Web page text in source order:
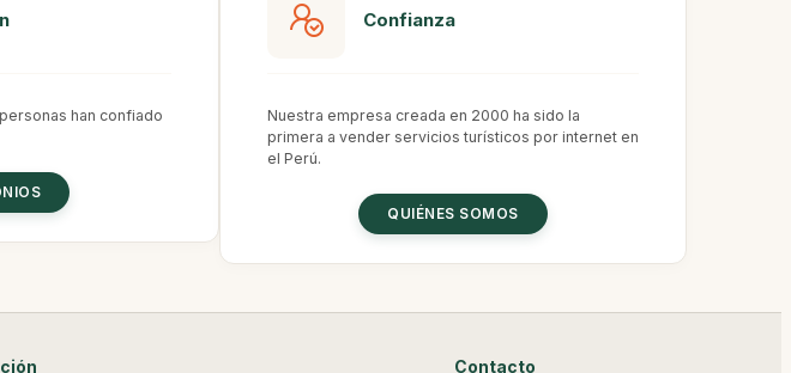
personas han confiado
Confianza
Nuestra empresa creada en 2000 ha sido la
primera a vender servicios turísticos por internet en
el Perú.
QUIÉNES SOMOS
Contacto